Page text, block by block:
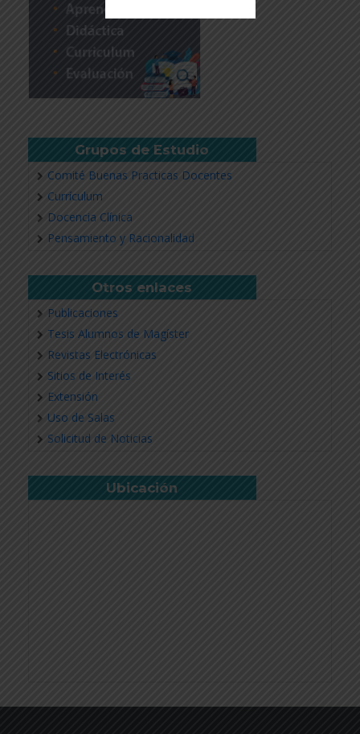
Grupos de Estudio
Comité Buenas Practicas Docentes
Currículum
Docencia Clínica
Pensamiento y Racionalidad
Otros enlaces
Publicaciones
Tesis Alumnos de Magíster
Revistas Electrónicas
Sitios de Interés
Extensión
Uso de Salas
Solicitud de Noticias
Ubicación
Revisar más información